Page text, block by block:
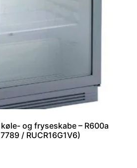
og fryseskabe – R600a
/ RUCR16G1V6)